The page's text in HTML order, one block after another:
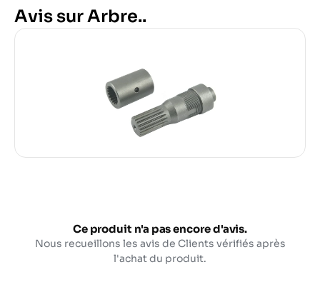
Avis sur Arbre..
Ce produit n'a pas encore d'avis.
Nous recueillons les avis de Clients vérifiés après
l'achat du produit.